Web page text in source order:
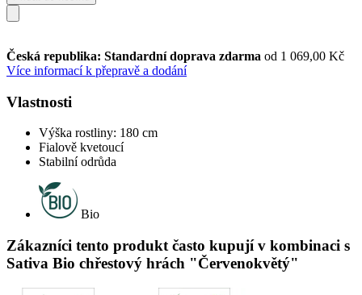
Česká republika: Standardní doprava zdarma od 1 069,00 Kč
Více informací k přepravě a dodání
Vlastnosti
Výška rostliny: 180 cm
Fialově kvetoucí
Stabilní odrůda
Bio
Zákazníci tento produkt často kupují v kombinaci s
Sativa Bio chřestový hrách "Červenokvětý"